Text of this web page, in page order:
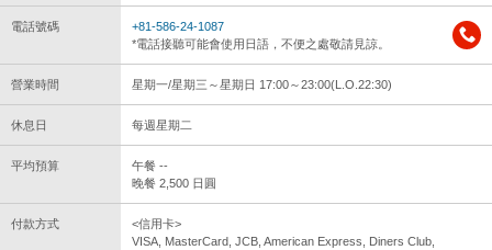
電話號碼
+81-586-24-1087
*電話接聽可能會使用日語，不便之處敬請見諒。
營業時間 星期一/星期三～星期日 17:00～23:00(L.O.22:30)
休息日 每週星期二
平均預算
午餐 --
晚餐 2,500 日圓
付款方式
<信用卡>
VISA, MasterCard, JCB, American Express, Diners Club,